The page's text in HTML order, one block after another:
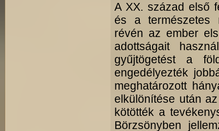
A XX. század első
és a természetes
révén az ember
adottságait
gyűjtögetést a
engedélyezték
meghatározott
elkülönítése után
kötötték a
Börzsönyben